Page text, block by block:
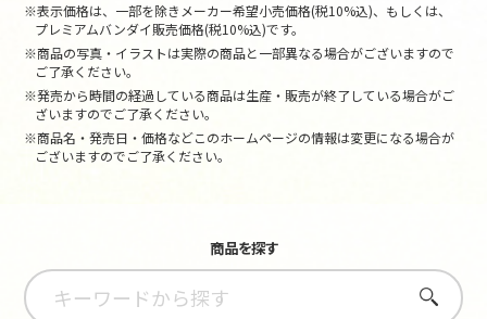
※表示価格は、一部を除きメーカー希望小売価格(税10%込)、もしくは、
プレミアムバンダイ販売価格(税10%込)です。
※商品の写真・イラストは実際の商品と一部異なる場合がございますので
ご了承ください。
※発売から時間の経過している商品は生産・販売が終了している場合がご
ざいますのでご了承ください。
※商品名・発売日・価格などこのホームページの情報は変更になる場合が
ございますのでご了承ください。
商品を探す
さがす